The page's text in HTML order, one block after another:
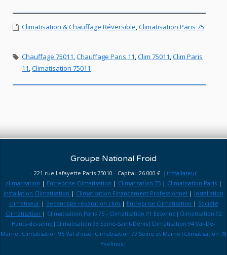
Climatisation & Chauffage Réversible ,Climatisation Paris 75
Chauffage 75011 ,Chauffage Paris 11 ,Clim 75011 ,Clim Paris
11 ,Climatisation 75011
Groupe National Froid
- 221 rue Lafayette Paris 75010 - Capital :26 000 € | installateur
climatisation | Entreprise Climatisation | Climatisation 75| Climatisation Paris|
installation Climatisation | Climatisation Financement Professionnel | installation
climatiseur | depannage réparation clim | Entreprise Climatisation | Société
Climatisation | Climatisation Paris 75 - Climatisation 91 Essonne|Climatisation 92
Hauts-de-seine|Climatisation 93 Seine-Saint-Denis|Climatisation 94 Val-De-
Marne|Climatisation 95 Val d'oise|Climatisation 77 Seine et Marne|Climatisation 78
Yvelines|